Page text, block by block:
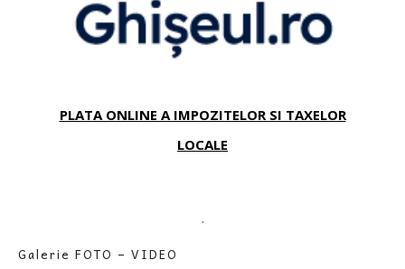
PLATA ONLINE A IMPOZITELOR SI TAXELOR
LOCALE
.
Galerie FOTO – VIDEO